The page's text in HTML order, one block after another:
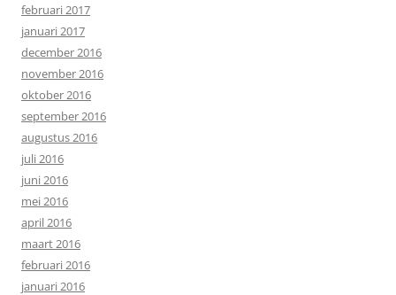
februari 2017
januari 2017
december 2016
november 2016
oktober 2016
september 2016
augustus 2016
juli 2016
juni 2016
mei 2016
april 2016
maart 2016
februari 2016
januari 2016